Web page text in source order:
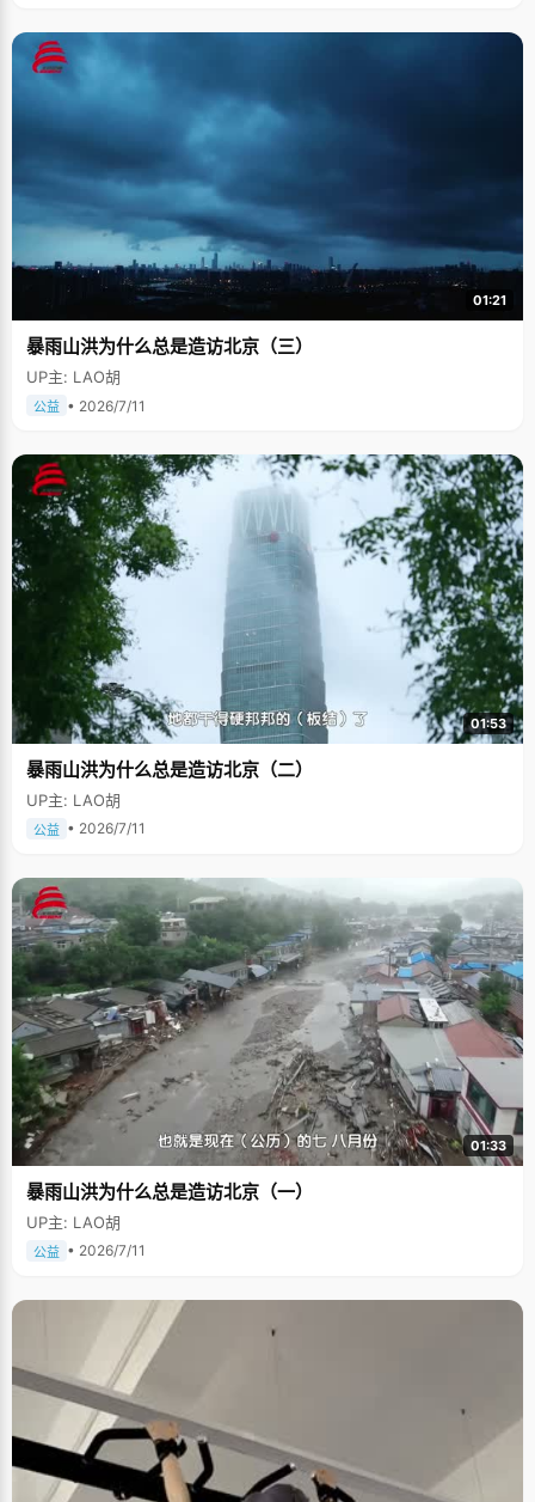
01:21
暴雨山洪为什么总是造访北京（三）
UP主: LAO胡
公益 • 2026/7/11
01:53
暴雨山洪为什么总是造访北京（二）
UP主: LAO胡
公益 • 2026/7/11
01:33
暴雨山洪为什么总是造访北京（一）
UP主: LAO胡
公益 • 2026/7/11